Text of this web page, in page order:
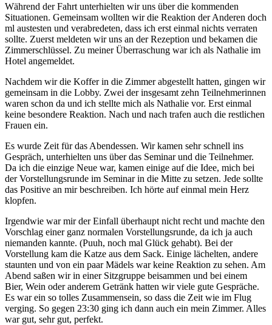
Während der Fahrt unterhielten wir uns über die kommenden
Situationen. Gemeinsam wollten wir die Reaktion der Anderen doch
ml austesten und verabredeten, dass ich erst einmal nichts verraten
sollte. Zuerst meldeten wir uns an der Rezeption und bekamen die
Zimmerschlüssel. Zu meiner Überraschung war ich als Nathalie im
Hotel angemeldet.
Nachdem wir die Koffer in die Zimmer abgestellt hatten, gingen wir
gemeinsam in die Lobby. Zwei der insgesamt zehn Teilnehmerinnen
waren schon da und ich stellte mich als Nathalie vor. Erst einmal
keine besondere Reaktion. Nach und nach trafen auch die restlichen
Frauen ein.
Es wurde Zeit für das Abendessen. Wir kamen sehr schnell ins
Gespräch, unterhielten uns über das Seminar und die Teilnehmer.
Da ich die einzige Neue war, kamen einige auf die Idee, mich bei
der Vorstellungsrunde im Seminar in die Mitte zu setzen. Jede sollte
das Positive an mir beschreiben. Ich hörte auf einmal mein Herz
klopfen.
Irgendwie war mir der Einfall überhaupt nicht recht und machte den
Vorschlag einer ganz normalen Vorstellungsrunde, da ich ja auch
niemanden kannte. (Puuh, noch mal Glück gehabt). Bei der
Vorstellung kam die Katze aus dem Sack. Einige lächelten, andere
staunten und von ein paar Mädels war keine Reaktion zu sehen. Am
Abend saßen wir in einer Sitzgruppe beisammen und bei einem
Bier, Wein oder anderem Getränk hatten wir viele gute Gespräche.
Es war ein so tolles Zusammensein, so dass die Zeit wie im Flug
verging. So gegen 23:30 ging ich dann auch ein mein Zimmer. Alles
war gut, sehr gut, perfekt.